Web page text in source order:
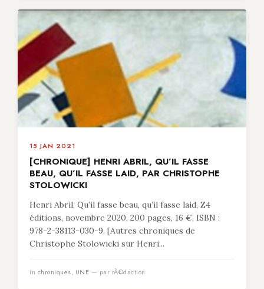
15 JAN 2021
[CHRONIQUE] HENRI ABRIL, QU’IL FASSE
BEAU, QU’IL FASSE LAID, PAR CHRISTOPHE
STOLOWICKI
Henri Abril, Qu’il fasse beau, qu’il fasse laid, Z4
éditions, novembre 2020, 200 pages, 16 €, ISBN :
978-2-38113-030-9. [Autres chroniques de
Christophe Stolowicki sur Henri...
in chroniques, UNE — par rÃ©daction